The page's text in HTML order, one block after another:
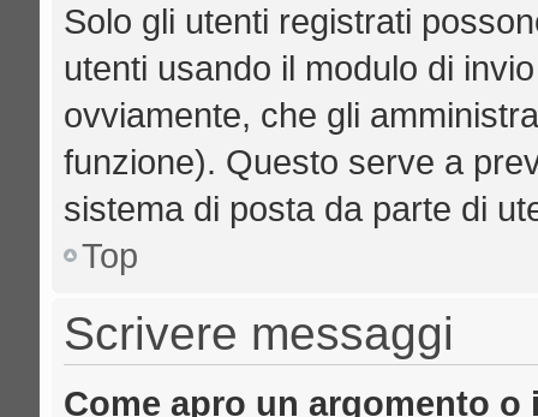
Solo gli utenti registrati
utenti usando il modulo di
ovviamente, che gli
funzione). Questo serve a
sistema di posta da parte di
Top
Scrivere messaggi
Come apro un argomento